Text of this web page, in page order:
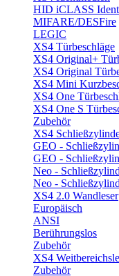
HID iCLASS
MIFARE/DESFire
LEGIC
XS4 Türbeschläge
XS4 Original+
XS4 Original
XS4 Mini
XS4 One
XS4 One S
Zubehör
XS4
GEO -
GEO -
Neo -
Neo -
XS4 2.0 Wandleser
Europäisch
ANSI
Berührungslos
Zubehör
XS4
Zubehör